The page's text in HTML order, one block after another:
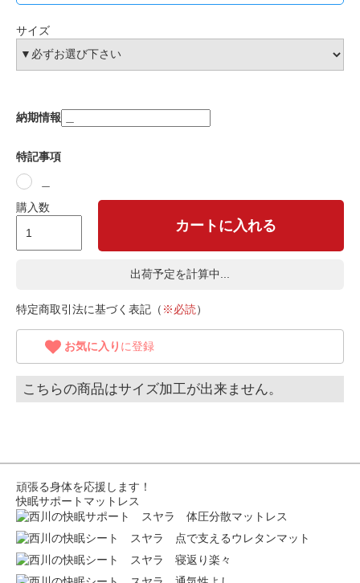
サイズ
納期情報
特記事項
購入数
カートに入れる
出荷予定を計算中...
特定商取引法に基づく表記（ ※必読）
お気に入り に登録
こちらの商品はサイズ加工が出来ません。
頑張る身体を応援します！
快眠サポートマットレス